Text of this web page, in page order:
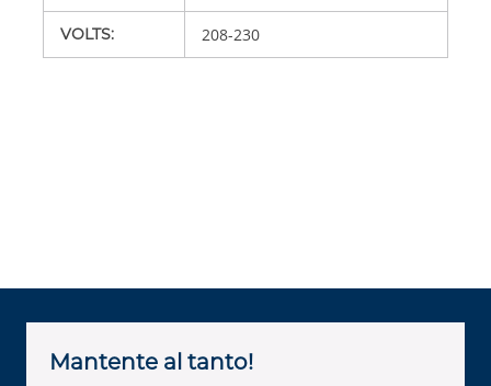
VOLTS: 208-230
Mantente al tanto!